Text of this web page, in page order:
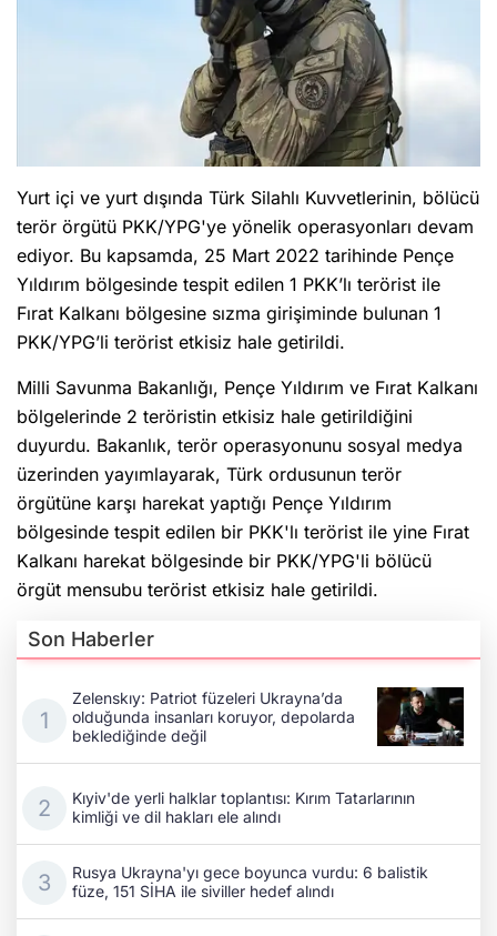
Yurt içi ve yurt dışında Türk Silahlı Kuvvetlerinin, bölücü
terör örgütü PKK/YPG'ye yönelik operasyonları devam
ediyor. Bu kapsamda, 25 Mart 2022 tarihinde Pençe
Yıldırım bölgesinde tespit edilen 1 PKK’lı terörist ile
Fırat Kalkanı bölgesine sızma girişiminde bulunan 1
PKK/YPG’li terörist etkisiz hale getirildi.
Milli Savunma Bakanlığı, Pençe Yıldırım ve Fırat Kalkanı
bölgelerinde 2 teröristin etkisiz hale getirildiğini
duyurdu. Bakanlık, terör operasyonunu sosyal medya
üzerinden yayımlayarak, Türk ordusunun terör
örgütüne karşı harekat yaptığı Pençe Yıldırım
bölgesinde tespit edilen bir PKK'lı terörist ile yine Fırat
Kalkanı harekat bölgesinde bir PKK/YPG'li bölücü
örgüt mensubu terörist etkisiz hale getirildi.
Son Haberler
Zelenskıy: Patriot füzeleri Ukrayna’da
olduğunda insanları koruyor, depolarda
beklediğinde değil
Kıyiv'de yerli halklar toplantısı: Kırım Tatarlarının
kimliği ve dil hakları ele alındı
Rusya Ukrayna'yı gece boyunca vurdu: 6 balistik
füze, 151 SİHA ile siviller hedef alındı